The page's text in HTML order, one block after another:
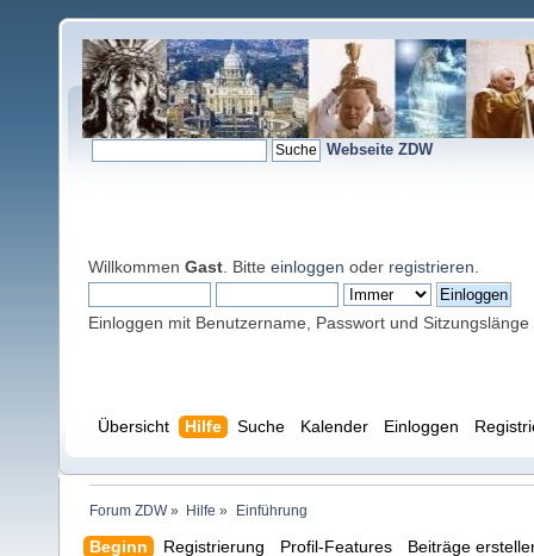
Webseite ZDW
Willkommen Gast . Bitte einloggen oder registrieren
Einloggen mit Benutzername, Passwort und Sitzungslänge
Übersicht Hilfe Suche Kalender Einloggen
Forum ZDW» Hilfe » Einführung
Beginn Registrierung Profil-Features Beiträge